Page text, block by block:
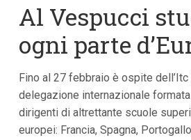
c
n
n
u
i
p
Al Vespucci
ogni parte
Fino al 27 febbraio è ospite
delegazione internazionale
dirigenti di altrettante scuole
europei: Francia, Spagna,